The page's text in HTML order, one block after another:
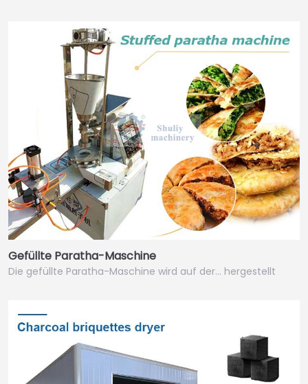
Gefüllte Paratha-Maschine
Die gefüllte Paratha-Maschine wird auf der… hergestellt